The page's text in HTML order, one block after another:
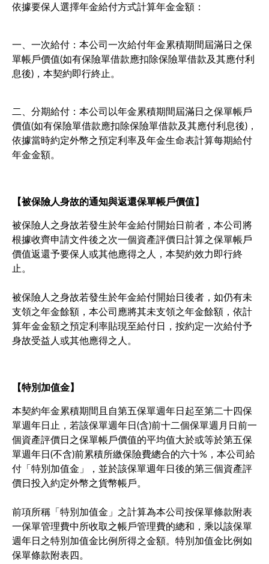
依據要保人選擇年金給付方式計算年金金額：
一、一次給付：本公司一次給付年金累積期間屆滿日之保
單帳戶價值(如有保險單借款應扣除保險單借款及其應付利
息後)，本契約即行終止。
二、分期給付：本公司以年金累積期間屆滿日之保單帳戶
價值(如有保險單借款應扣除保險單借款及其應付利息後)，
依據當時約定外幣之預定利率及年金生命表計算每期給付
年金金額。
【被保險人身故的通知與返還保單帳戶價值】
被保險人之身故若發生於年金給付開始日前者，本公司將
根據收齊申請文件後之次一個資產評價日計算之保單帳戶
價值返還予要保人或其他應得之人，本契約效力即行終
止。
被保險人之身故若發生於年金給付開始日後者，如仍有未
支領之年金餘額，本公司應將其未支領之年金餘額，依計
算年金金額之預定利率貼現至給付日，按約定一次給付予
身故受益人或其他應得之人。
【特別加值金】
本契約年金累積期間且自第五保單週年日起至第二十四保
單週年日止，若該保單週年日(含)前十二個保單週月日前一
個資產評價日之保單帳戶價值的平均值大於或等於第五保
單週年日(不含)前累積所繳保險費總合的六十%，本公司給
付「特別加值金」，並於該保單週年日後的第三個資產評
價日投入約定外幣之貨幣帳戶。
前項所稱「特別加值金」之計算為本公司按保單條款附表
一保單管理費中所收取之帳戶管理費的總和，乘以該保單
週年日之特別加值金比例所得之金額。特別加值金比例如
保單條款附表四。